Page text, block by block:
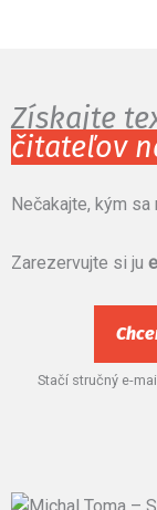
Získajte
čitateľov
Nečakajte, kým
Zarezervujte si ju
Stačí stručný e-mail